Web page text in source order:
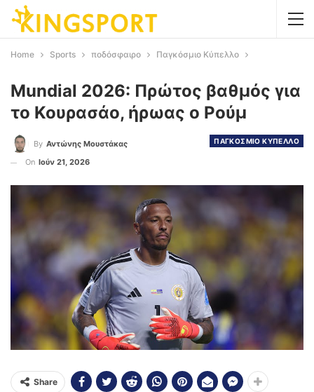
Home Sports ποδόσφαιρο Παγκόσμιο Κύπελλο
Mundial 2026: Πρώτος βαθμός για
το Κουρασάο, ήρωας ο Ρούμ
ΠΑΓΚΟΣΜΙΟ ΚΥΠΕΛΛΟ
By Αντώνης Μουστάκας
On Ιούν 21, 2026
Share